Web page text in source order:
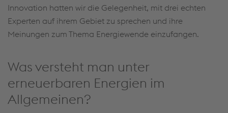
Innovation hatten wir die Gelegenheit, mit drei echten
Experten auf ihrem Gebiet zu sprechen und ihre
Meinungen zum Thema Energiewende einzufangen.
Was versteht man unter
erneuerbaren Energien im
Allgemeinen?